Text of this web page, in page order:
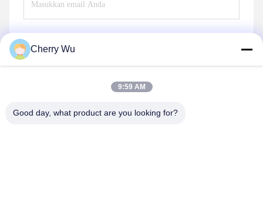
Cherry Wu
9:59 AM
Good day, what product are you looking for?